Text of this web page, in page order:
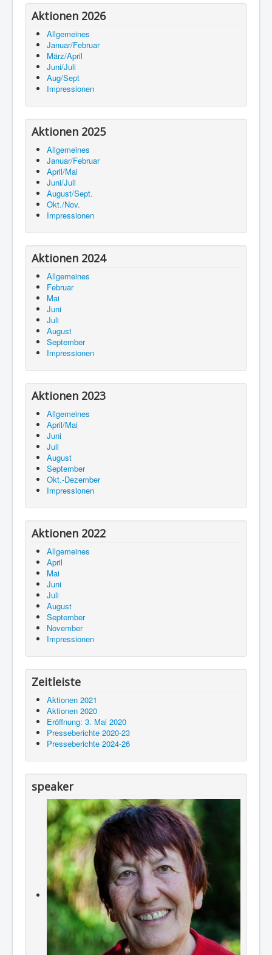
Aktionen 2026
Allgemeines
Januar/Februar
März/April
Juni/Juli
Aug/Sept
Impressionen
Aktionen 2025
Allgemeines
Januar/Februar
April/Mai
Juni/Juli
August/Sept.
Okt./Nov.
Impressionen
Aktionen 2024
Allgemeines
Februar
Mai
Juni
Juli
August
September
Impressionen
Aktionen 2023
Allgemeines
April/Mai
Juni
Juli
August
September
Okt.-Dezember
Impressionen
Aktionen 2022
Allgemeines
April
Mai
Juni
Juli
August
September
November
Impressionen
Zeitleiste
Aktionen 2021
Aktionen 2020
Eröffnung: 3. Mai 2020
Presseberichte 2020-23
Presseberichte 2024-26
speaker